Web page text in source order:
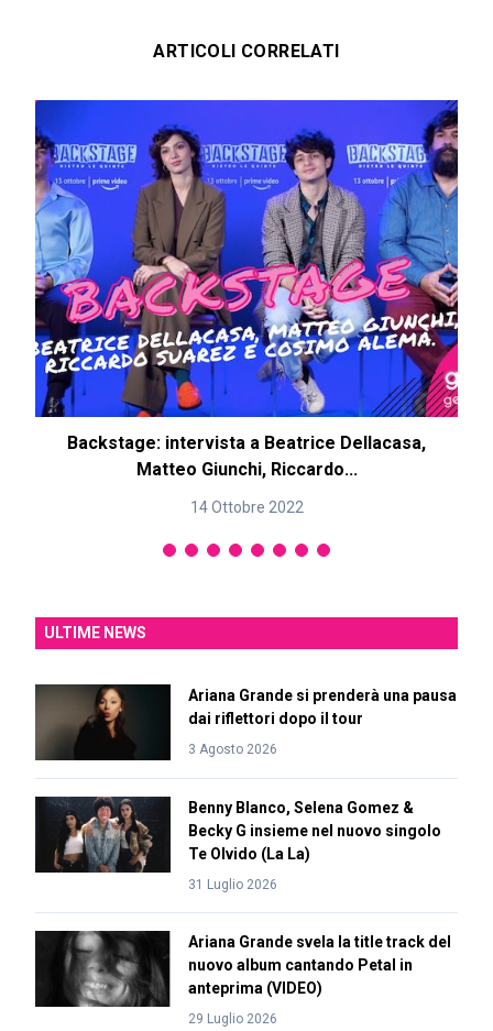
ARTICOLI CORRELATI
Backstage: intervista a Beatrice Dellacasa,
Matteo Giunchi, Riccardo...
14 Ottobre 2022
ULTIME NEWS
Ariana Grande si prenderà una pausa
dai riflettori dopo il tour
3 Agosto 2026
Benny Blanco, Selena Gomez &
Becky G insieme nel nuovo singolo
Te Olvido (La La)
31 Luglio 2026
Ariana Grande svela la title track del
nuovo album cantando Petal in
anteprima (VIDEO)
29 Luglio 2026